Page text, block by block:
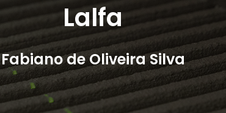
Lalfa
Fabiano de Oliveira Silva